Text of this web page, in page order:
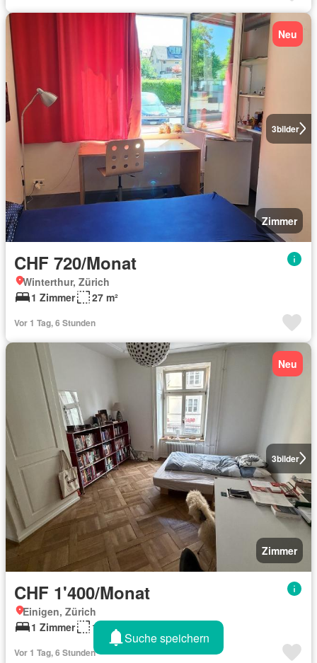
3bilder
Neu
Zimmer
CHF 720/Monat
Winterthur, Zürich
1 Zimmer
27 m²
Vor 1 Tag, 6 Stunden
3bilder
Neu
Zimmer
CHF 1'400/Monat
Einigen, Zürich
1 Zimmer
18 m²
Vor 1 Tag, 6 Stunden
Suche speichern